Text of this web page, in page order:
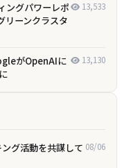
ングパワーレポ
リーンクラスタ
13,533
がOpenAIに
13,130
グ活動を共謀して 08/06